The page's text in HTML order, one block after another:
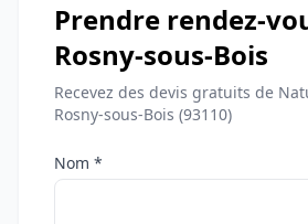
Prendre rendez-
Rosny-sous-Bois
Recevez des devis gratuits de
Rosny-sous-Bois (93110)
Nom *